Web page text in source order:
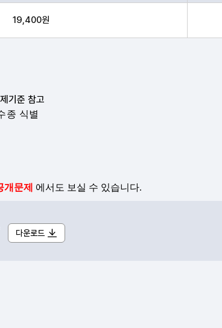
19,400원
다운로드